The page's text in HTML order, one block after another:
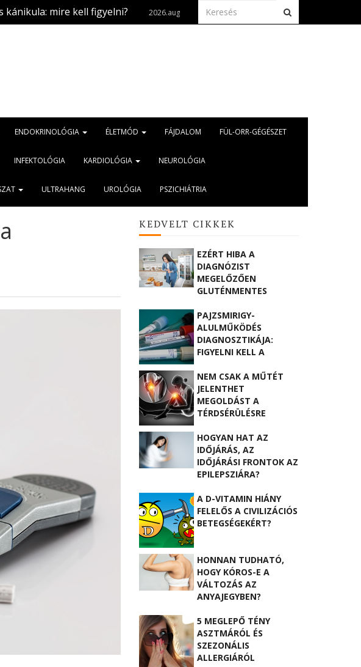
mire kell figyelni? 2026.aug. 3. Naptetoválás? Ha már megtörtént, fontos
ENDOKRINOLÓGIA ÉLETMÓD FÁJDALOM FÜL-ORR-GÉGÉSZET
INFEKTOLÓGIA KARDIOLÓGIA NEUROLÓGIA
ULTRAHANG UROLÓGIA PSZICHIÁTRIA
KEDVELT CIKKEK
EZÉRT HIBA A
DIAGNÓZIST
MEGELŐZŐEN
GLUTÉNMENTES
PAJZSMIRIGY-
ALULMŰKÖDÉS
DIAGNOSZTIKÁJA:
FIGYELNI KELL A
NEM CSAK A MŰTÉT
JELENTHET
MEGOLDÁST A
TÉRDSÉRÜLÉSRE
HOGYAN HAT AZ
IDŐJÁRÁS, AZ
IDŐJÁRÁSI FRONTOK AZ
EPILEPSZIÁRA?
A D-VITAMIN HIÁNY
FELELŐS A CIVILIZÁCIÓS
BETEGSÉGEKÉRT?
HONNAN TUDHATÓ,
HOGY KÓROS-E A
VÁLTOZÁS AZ
ANYAJEGYBEN?
5 MEGLEPŐ TÉNY
ASZTMÁRÓL ÉS
SZEZONÁLIS
ALLERGIÁRÓL